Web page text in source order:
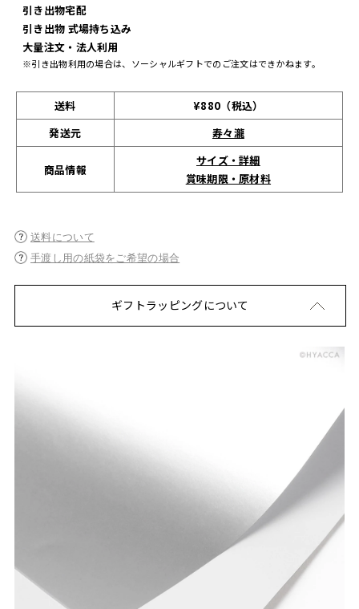
引き出物宅配
引き出物 式場持ち込み
大量注文・法人利用
※引き出物利用の場合は、ソーシャルギフトでのご注文はできかねます。
送料
¥880（税込）
発送元
寿々瀧
商品情報
サイズ・詳細
賞味期限・原材料
送料について
手渡し用の紙袋をご希望の場合
ギフトラッピングについて